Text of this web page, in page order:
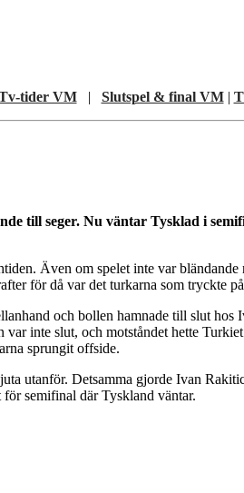
tider VM| Slutspel & final VM|
till seger. Nu väntar Tysklad i
Även om spelet inte var
för då var det turkarna som tryckte
och bollen hamnade till slut
inte slut, och motståndet hette
sprungit offside.
utanför. Detsamma gjorde Ivan
för semifinal där Tyskland väntar.